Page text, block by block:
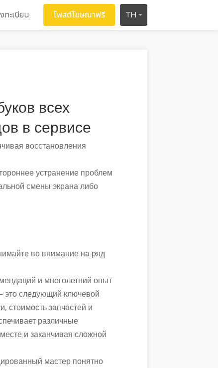
ทะเบียน โพสต์โฆษณาฟรี TH
всех
в сервисе
восстановления
устранение проблем
смены экрана либо
во внимание на ряд
и многолетний опыт
это следующий ключевой
стоимость запчастей и
различные
и заканчивая сложной
мастер понятно